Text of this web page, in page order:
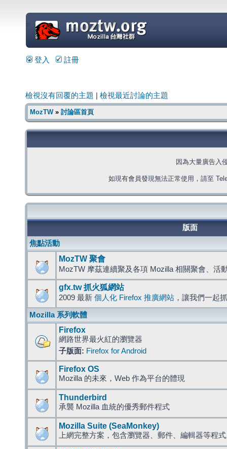
=
登入 註冊
檢視沒有回覆的主題 檢視最近討論的主題
MozTW» 討論區首頁
因為大量廣告入
如現有會員發現無法正常使用，請至
版面
焦點活動
MozTW 聚會
MozTW 摩茲連續聚及各項 Mozilla 相關聚會、活
gfx.tw 抓火狐網站
2009 最新 個人化 Firefox 推廣網站 ，讓我們一起
Mozilla 系列軟體
Firefox
網路世界最火紅的瀏覽器
子版面: Firefox for Android
Firefox OS
Mozilla 的未來，Web 作為平台的體現
Thunderbird
承襲 Mozilla 血統的優秀郵件程式
Mozilla Suite (SeaMonkey)
上網完整方案，包含瀏覽器、郵件、編輯器等程